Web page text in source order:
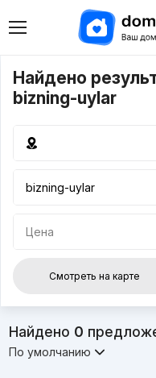
Найдено
bizning-uylar
Цена
Смотреть на карте
Найдено 0
По умолчанию